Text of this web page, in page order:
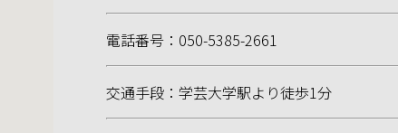
電話番号：050-5385-2661
交通手段：学芸大学駅​より徒歩1分